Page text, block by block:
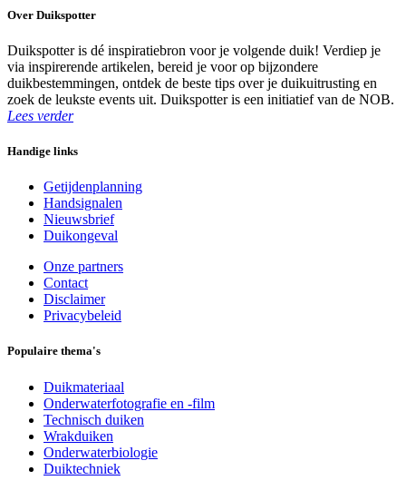
Over Duikspotter
Duikspotter is dé inspiratiebron voor je volgende duik! Verdiep je
via inspirerende artikelen, bereid je voor op bijzondere
duikbestemmingen, ontdek de beste tips over je duikuitrusting en
zoek de leukste events uit. Duikspotter is een initiatief van de NOB.
Lees verder
Handige links
Getijdenplanning
Handsignalen
Nieuwsbrief
Duikongeval
Onze partners
Contact
Disclaimer
Privacybeleid
Populaire thema's
Duikmateriaal
Onderwaterfotografie en -film
Technisch duiken
Wrakduiken
Onderwaterbiologie
Duiktechniek